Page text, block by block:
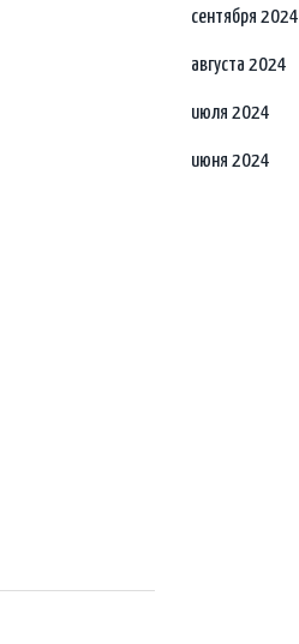
сентября 2024
августа 2024
июля 2024
июня 2024